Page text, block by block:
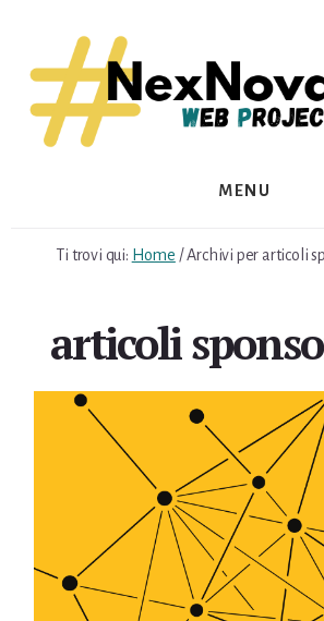
content
footer
MENU
Ti trovi qui: Home /Archivi per articoli
articoli